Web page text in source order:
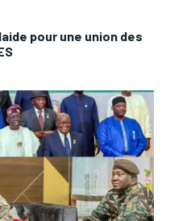
pour une union des